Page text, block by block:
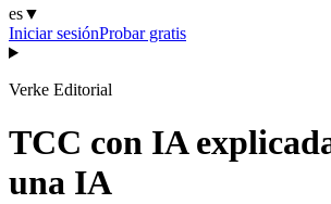
es▼
Iniciar sesiónProbar gratis
Verke Editorial
TCC con IA
una IA